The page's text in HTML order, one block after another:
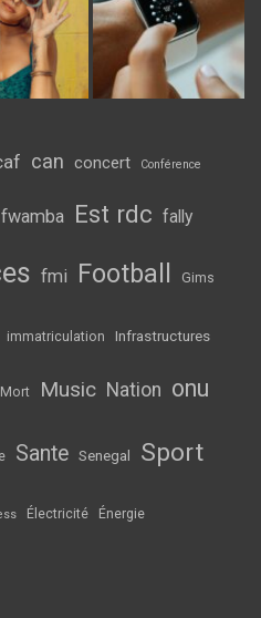
can concert Conférence
Est rdc fally
fmi Football Gims
immatriculation Infrastructures
Mort Music Nation onu
Sante Senegal Sport
Électricité Énergie